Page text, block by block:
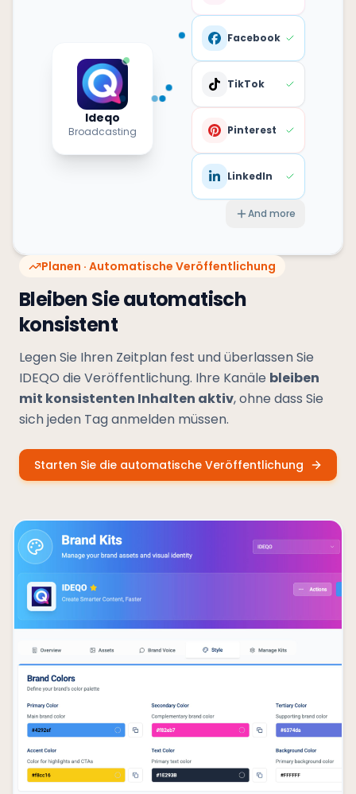
Ideqo
Broadcasting
Facebook
TikTok
Pinterest
LinkedIn
And more
Planen · Automatische Veröffentlichung
Bleiben Sie automatisch
konsistent
Legen Sie Ihren Zeitplan fest und überlassen Sie
IDEQO die Veröffentlichung. Ihre Kanäle bleiben
mit konsistenten Inhalten aktiv, ohne dass Sie
sich jeden Tag anmelden müssen.
Starten Sie die automatische Veröffentlichung